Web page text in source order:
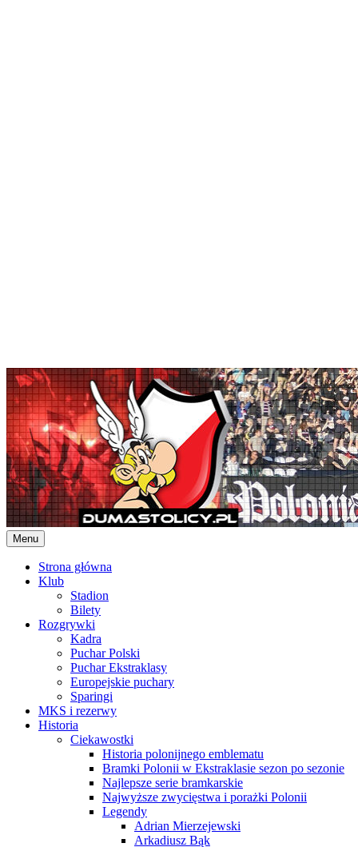
Skip
to
content
Menu
Strona główna
Klub
Stadion
Bilety
Rozgrywki
Kadra
Puchar Polski
Puchar Ekstraklasy
Europejskie puchary
Sparingi
MKS i rezerwy
Historia
Ciekawostki
Historia polonijnego emblematu
Bramki Polonii w Ekstraklasie sezon po sezonie
Najlepsze serie bramkarskie
Najwyższe zwycięstwa i porażki Polonii
Legendy
Adrian Mierzejewski
Arkadiusz Bąk